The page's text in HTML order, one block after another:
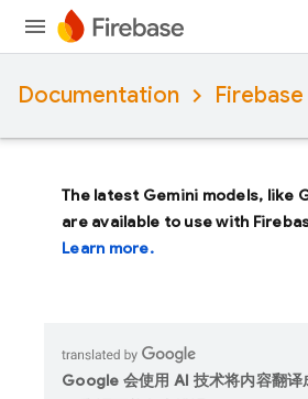
Documentation
The latest Gemini models, like
are available to use with
Learn more.
Google 会使用 AI 技术将内容翻译